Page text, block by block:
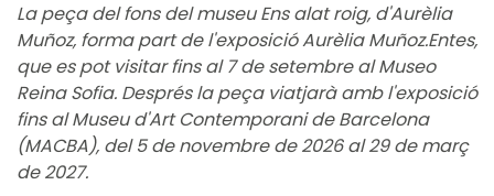
La peça del fons del museu Ens alat roig, d'Aurèlia
Muñoz, forma part de l'exposició Aurèlia Muñoz.Entes,
que es pot visitar fins al 7 de setembre al Museo
Reina Sofia. Després la peça viatjarà amb l'exposició
fins al Museu d'Art Contemporani de Barcelona
(MACBA), del 5 de novembre de 2026 al 29 de març
de 2027.